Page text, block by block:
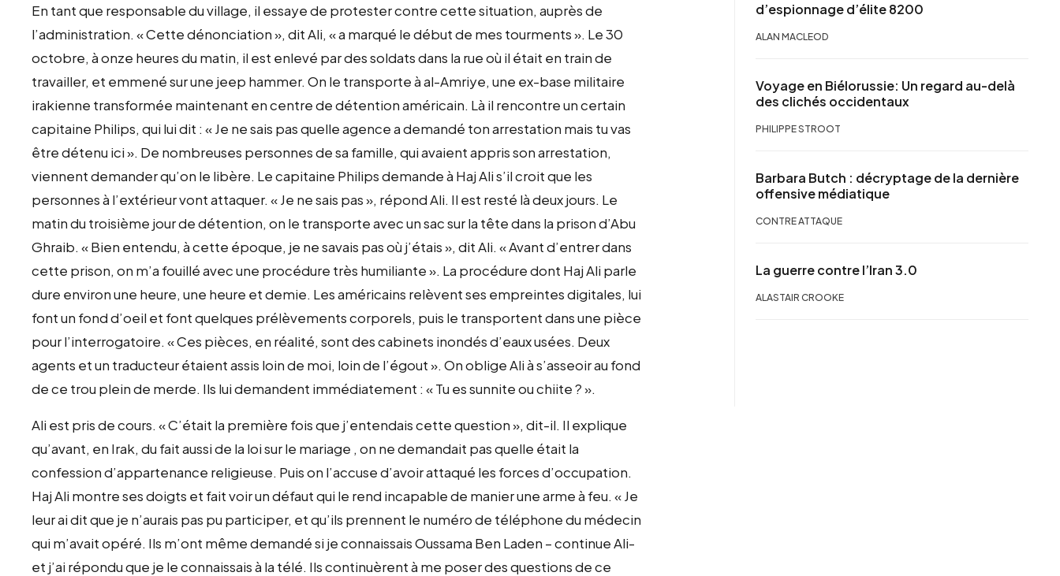
En tant que responsable du village, il essaye de protester contre cette situation, auprès de
l’administration. « Cette dénonciation », dit Ali, « a marqué le début de mes tourments ». Le 30
octobre, à onze heures du matin, il est enlevé par des soldats dans la rue où il était en train de
travailler, et emmené sur une jeep hammer. On le transporte à al-Amriye, une ex-base militaire
irakienne transformée maintenant en centre de détention américain. Là il rencontre un certain
capitaine Philips, qui lui dit : « Je ne sais pas quelle agence a demandé ton arrestation mais tu vas
être détenu ici ». De nombreuses personnes de sa famille, qui avaient appris son arrestation,
viennent demander qu’on le libère. Le capitaine Philips demande à Haj Ali s’il croit que les
personnes à l’extérieur vont attaquer. « Je ne sais pas », répond Ali. Il est resté là deux jours. Le
matin du troisième jour de détention, on le transporte avec un sac sur la tête dans la prison d’Abu
Ghraib. « Bien entendu, à cette époque, je ne savais pas où j’étais », dit Ali. « Avant d’entrer dans
cette prison, on m’a fouillé avec une procédure très humiliante ». La procédure dont Haj Ali parle
dure environ une heure, une heure et demie. Les américains relèvent ses empreintes digitales, lui
font un fond d’oeil et font quelques prélèvements corporels, puis le transportent dans une pièce
pour l’interrogatoire. « Ces pièces, en réalité, sont des cabinets inondés d’eaux usées. Deux
agents et un traducteur étaient assis loin de moi, loin de l’égout ». On oblige Ali à s’asseoir au fond
de ce trou plein de merde. Ils lui demandent immédiatement : « Tu es sunnite ou chiite ? ».
Ali est pris de cours. « C’était la première fois que j’entendais cette question », dit-il. Il explique
qu’avant, en Irak, du fait aussi de la loi sur le mariage , on ne demandait pas quelle était la
confession d’appartenance religieuse. Puis on l’accuse d’avoir attaqué les forces d’occupation.
Haj Ali montre ses doigts et fait voir un défaut qui le rend incapable de manier une arme à feu. « Je
leur ai dit que je n’aurais pas pu participer, et qu’ils prennent le numéro de téléphone du médecin
qui m’avait opéré. Ils m’ont même demandé si je connaissais Oussama Ben Laden – continue Ali-
et j’ai répondu que je le connaissais à la télé. Ils continuèrent à me poser des questions de ce
d’espionnage d’élite 8200
ALAN MACLEOD
Voyage en Biélorussie: Un regard au-delà
des clichés occidentaux
PHILIPPE STROOT
Barbara Butch : décryptage de la dernière
offensive médiatique
CONTRE ATTAQUE
La guerre contre l’Iran 3.0
ALASTAIR CROOKE